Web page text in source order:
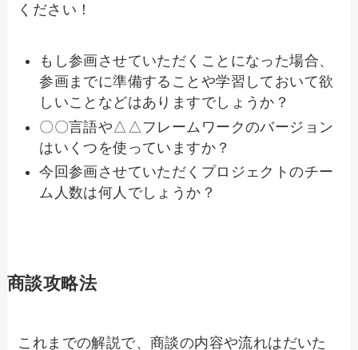
ください！
もし参画させていただくことになった場合、
参画までに準備することや学習しておいて欲
しいことなどはありますでしょうか？
〇〇言語や△△フレームワークのバージョン
はいくつを使っていますか？
今回参画させていただくプロジェクトのチー
ム人数は何人でしょうか？
商談攻略法
これまでの解説で、商談の内容や流れはだいた